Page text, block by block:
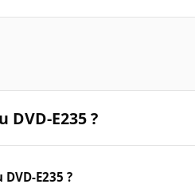
DVD-E235 ?
DVD-E235 ?